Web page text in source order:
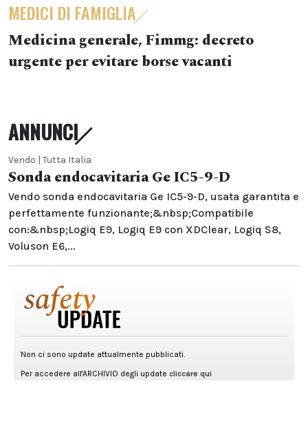
MEDICI DI FAMIGLIA
Medicina generale, Fimmg: decreto
urgente per evitare borse vacanti
ANNUNCI
Vendo | Tutta Italia
Sonda endocavitaria Ge IC5-9-D
Vendo sonda endocavitaria Ge IC5-9-D, usata garantita e
perfettamente funzionante;&nbsp;Compatibile
con:&nbsp;Logiq E9, Logiq E9 con XDClear, Logiq S8,
Voluson E6,...